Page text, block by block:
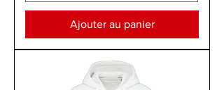
Ajouter au panier